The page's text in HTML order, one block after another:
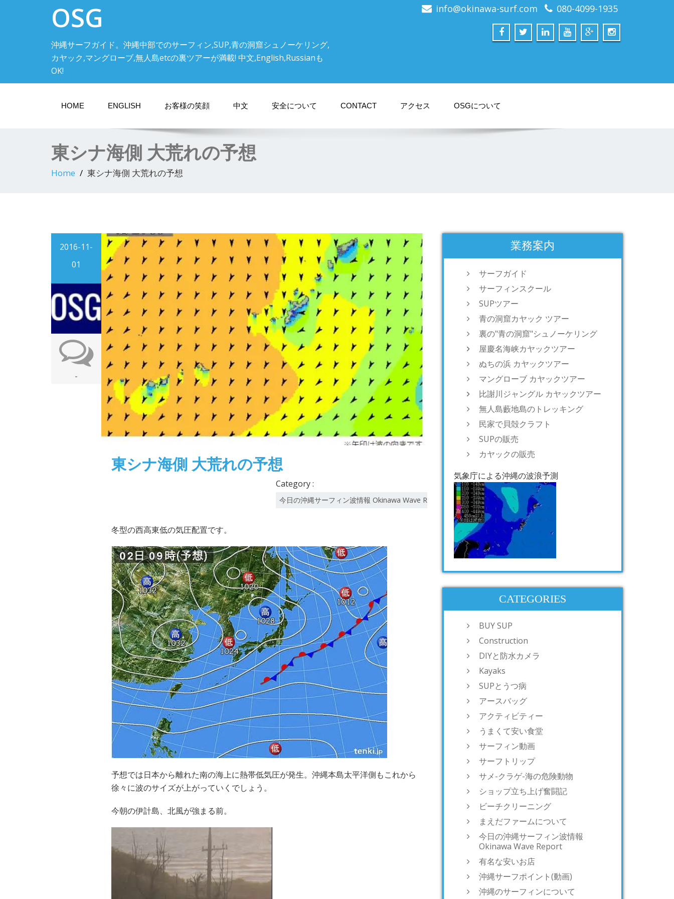
OSG
沖縄サーフガイド。沖縄中部でのサーフィン,SUP,青の洞窟シュノーケリング,
カヤック,マングローブ,無人島etcの裏ツアーが満載! 中文,English,Russianも
OK!
info@okinawa-surf.com 080-4099-1935
HOME ENGLISH お客様の笑顔 中文 安全について CONTACT アクセス OSGについて
東シナ海側 大荒れの予想
Home 東シナ海側 大荒れの予想
2016-11-
01
-
東シナ海側 大荒れの予想
Category :
今日の沖縄サーフィン波情報 Okinawa Wave Report
冬型の西高東低の気圧配置です。
予想では日本から離れた南の海上に熱帯低気圧が発生。沖縄本島太平洋側もこれから
徐々に波のサイズが上がっていくでしょう。
今朝の伊計島、北風が強まる前。
業務案内
サーフガイド
サーフィンスクール
SUPツアー
青の洞窟カヤック ツアー
裏の"青の洞窟"シュノーケリング
屋慶名海峡カヤックツアー
ぬちの浜 カヤックツアー
マングローブ カヤックツアー
比謝川ジャングル カヤックツアー
無人島藪地島のトレッキング
民家で貝殻クラフト
SUPの販売
カヤックの販売
気象庁による沖縄の波浪予測
CATEGORIES
BUY SUP
Construction
DIYと防水カメラ
Kayaks
SUPとうつ病
アースバッグ
アクティビティー
うまくて安い食堂
サーフィン動画
サーフトリップ
サメ-クラゲ-海の危険動物
ショップ立ち上げ奮闘記
ビーチクリーニング
まえだファームについて
今日の沖縄サーフィン波情報
Okinawa Wave Report
有名な安いお店
沖縄サーフポイント(動画)
沖縄のサーフィンについて